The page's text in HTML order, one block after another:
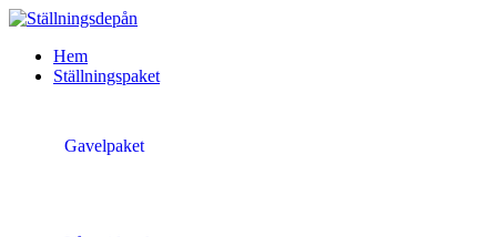
Hem
Ställningspaket
Gavelpaket